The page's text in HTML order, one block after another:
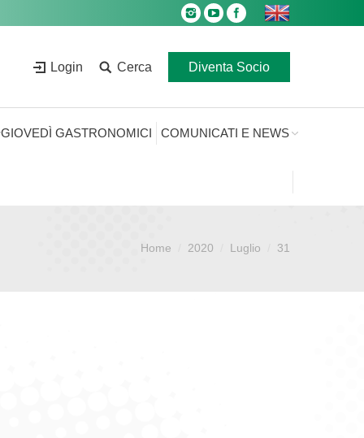
Login Cerca Diventa Socio
GIOVEDÌ GASTRONOMICI COMUNICATI E NEWS
Home 2020 Luglio 31